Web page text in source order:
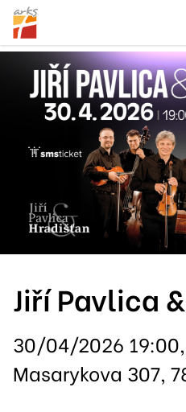
Jiří Pavlica
30/04/2026
Masarykova 307,